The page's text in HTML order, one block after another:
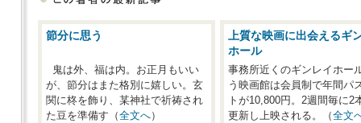
節分に思う
鬼は外、福は内。お正月もいい
が、節分はまた格別に嬉しい。玄
関に柊を飾り、某神社で祈祷され
た豆を準備す（全文へ）
上質な映画に出会えるギ
ホール
事務所近くのギンレイホー
う映画館は会員制で年間パ
トが10,800円。2週間毎に2
更新し上映される。（全文